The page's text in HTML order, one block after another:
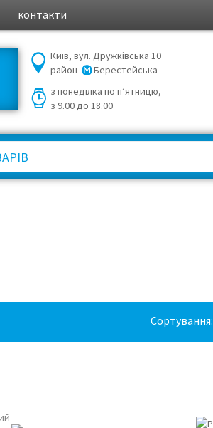
контакти
Київ, вул. Дружківська 10
район
Берестейська
з понеділка по п’ятницю,
з 9.00 до 18.00
Сортування: